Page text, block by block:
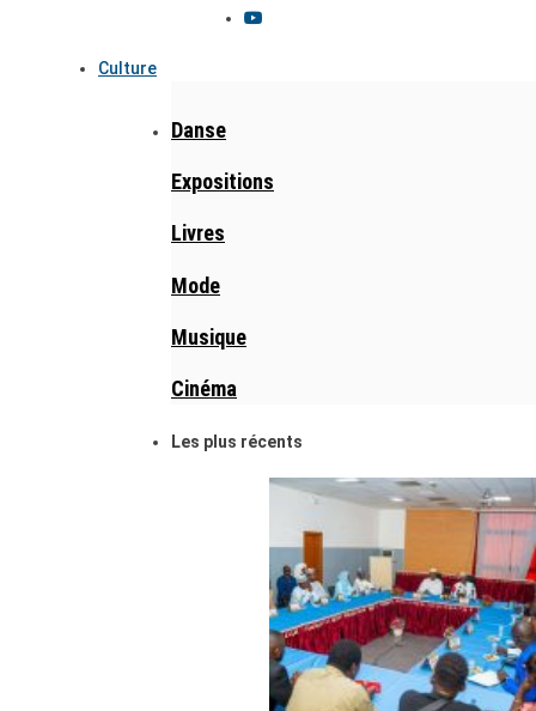
Culture
Danse
Expositions
Livres
Mode
Musique
Cinéma
Les plus récents